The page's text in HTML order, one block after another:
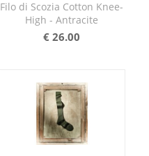
Filo di Scozia Cotton Knee-
High - Antracite
€ 26.00